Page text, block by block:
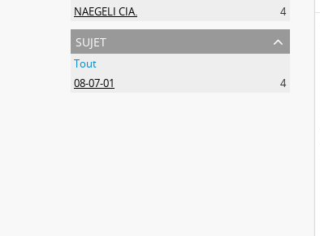
NAEGELI CIA.
4
sujet
Tout
08-07-01
4